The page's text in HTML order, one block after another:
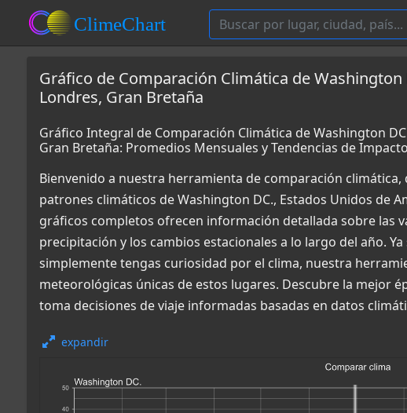
Gráfico de Comparación Climática de
Londres, Gran Bretaña
Gráfico Integral de Comparación Climática de Washington
Gran Bretaña: Promedios Mensuales y Tendencias de Impacto
Bienvenido a nuestra herramienta de comparación
patrones climáticos de Washington DC., Estados Unidos de
gráficos completos ofrecen información detallada sobre las
precipitación y los cambios estacionales a lo largo del año.
simplemente tengas curiosidad por el clima, nuestra
meteorológicas únicas de estos lugares. Descubre la mejor
toma decisiones de viaje informadas basadas en datos
expandir